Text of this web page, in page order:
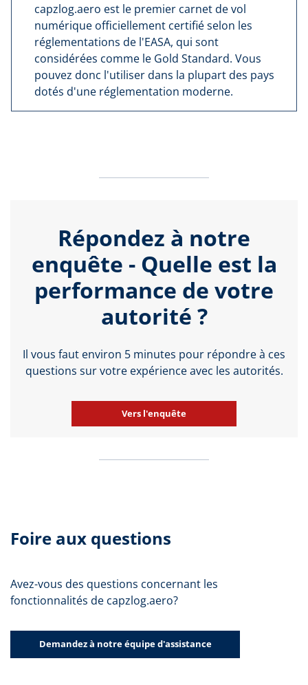
capzlog.aero est le premier carnet de vol
numérique officiellement certifié selon les
réglementations de l'EASA, qui sont
considérées comme le Gold Standard. Vous
pouvez donc l'utiliser dans la plupart des pays
dotés d'une réglementation moderne.
Répondez à notre
enquête - Quelle est la
performance de votre
autorité ?
Il vous faut environ 5 minutes pour répondre à ces
questions sur votre expérience avec les autorités.
Vers l'enquête
Foire aux questions
Avez-vous des questions concernant les
fonctionnalités de capzlog.aero?
Demandez à notre équipe d'assistance